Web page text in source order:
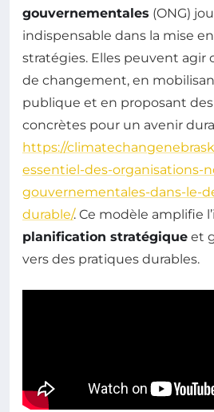
gouvernementales (ONG)
indispensable dans la mise
stratégies. Elles peuvent agir
de changement, en
publique et en proposant
concrètes pour un avenir
https://
essentiel-des-organisations-
gouvernementales-dans-le-
durable/. Ce modèle amplifie
planification stratégique et
vers des pratiques durables.